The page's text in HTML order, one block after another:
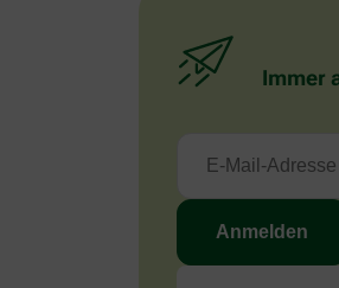
Immer